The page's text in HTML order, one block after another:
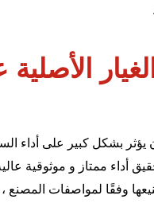
الأصلية
يؤثر بشكل كبير على أداء
أداء ممتاز و موثوقية
وفقًا لمواصفات